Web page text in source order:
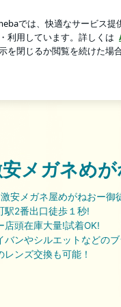
した。 | 東京の激安
ェットパンツの秋色ブラウン
メガネめ
安メガネ屋めがねおー御
駅2番出口徒歩１秒!
店頭在庫大量!試着OK!
バンやシルエットなどの
ンズ交換も可能！